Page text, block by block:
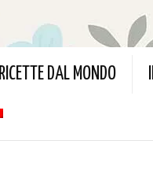
RICETTE DAL MONDO